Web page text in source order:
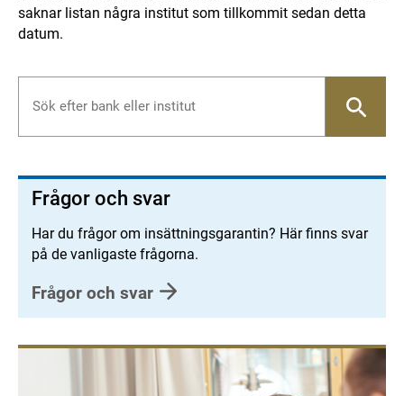
saknar listan några institut som tillkommit sedan detta
datum.
Frågor och svar
Har du frågor om insättningsgarantin? Här finns svar
på de vanligaste frågorna.
Frågor och svar